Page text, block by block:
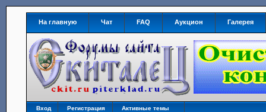
На главную Чат FAQ Аукцион Галерея
Вход Регистрация Активные темы